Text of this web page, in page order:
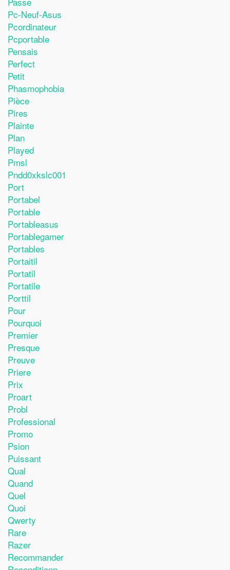
Pc-Neuf-Asus
Pcordinateur
Pcportable
Pensais
Perfect
Petit
Phasmophobia
Pièce
Pires
Plainte
Plan
Played
Pmsl
Pndd0xkslc001
Port
Portabel
Portable
Portableasus
Portablegamer
Portables
Portaitil
Portatil
Portatile
Porttil
Pour
Pourquoi
Premier
Presque
Preuve
Priere
Prix
Proart
Probl
Professional
Promo
Psion
Puissant
Qual
Quand
Quel
Quoi
Qwerty
Rare
Razer
Recommander